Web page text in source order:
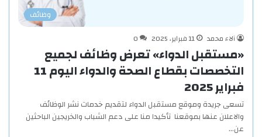
وظائف
آلاء محمد
11 فبراير، 2025 0
«مستقبل الدواء» تعرض وظائف لجميع
التخصصات بقطاع الصحة والدواء اليوم 11
فبراير 2025
تسعى جريدة وموقع مستقبل الدواء لتقديم خدمات نشر الوظائف
والاعلان عنها بموقعنا تأكيدا منا على دعم الشباب والخريجين الباحثين
عن…